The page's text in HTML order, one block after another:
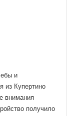
и
из Купертино
внимания
получило